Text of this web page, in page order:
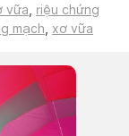
vữa
riệu chứng
mạch xơ vữa